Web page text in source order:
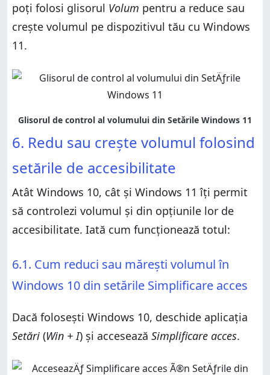
poți folosi glisorul Volum pentru a reduce sau
crește volumul pe dispozitivul tău cu Windows
11.
6. Redu sau crește volumul folosind
setările de accesibilitate
Atât Windows 10, cât și Windows 11 îți permit
să controlezi volumul și din opțiunile lor de
accesibilitate. Iată cum funcționează totul:
6.1. Cum reduci sau mărești volumul în
Windows 10 din setările Simplificare acces
Dacă folosești Windows 10, deschide aplicația
Setări (Win + I) și accesează Simplificare acces.